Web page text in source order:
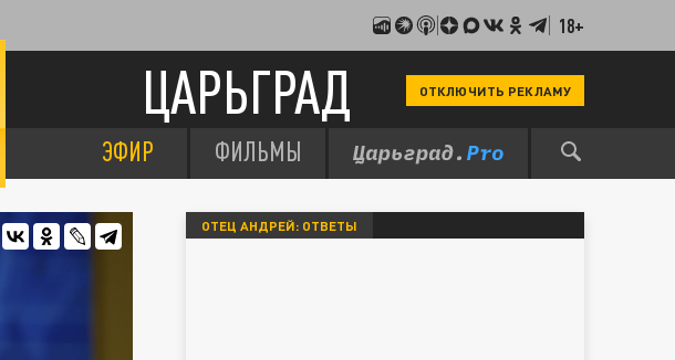
18+
ЦАРЬГРАД ОТКЛЮЧИТЬ РЕКЛАМУ
ЭФИР ФИЛЬМЫ
ОТЕЦ АНДРЕЙ: ОТВЕТЫ